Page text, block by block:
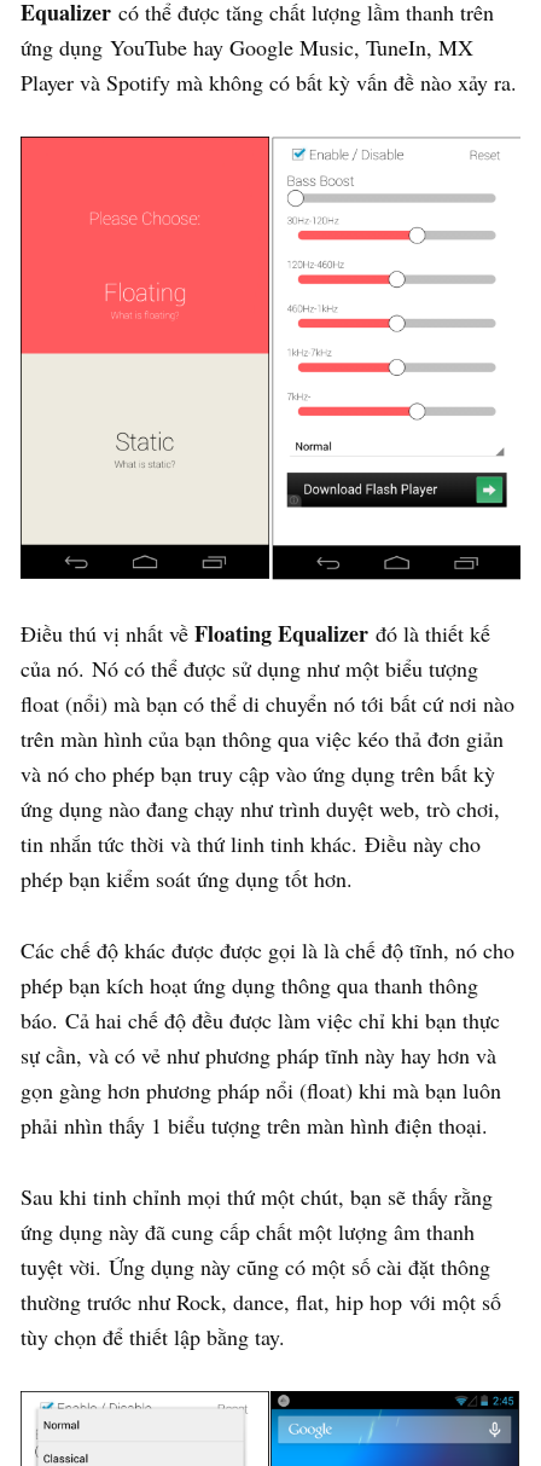
Equalizer có thể được tăng chất lượng lầm thanh trên
ứng dụng YouTube hay Google Music, TuneIn, MX
Player và Spotify mà không có bất kỳ vấn đề nào xảy ra.
Điều thú vị nhất về Floating Equalizer đó là thiết kế
của nó. Nó có thể được sử dụng như một biểu tượng
float (nổi) mà bạn có thể di chuyển nó tới bất cứ nơi nào
trên màn hình của bạn thông qua việc kéo thả đơn giản
và nó cho phép bạn truy cập vào ứng dụng trên bất kỳ
ứng dụng nào đang chạy như trình duyệt web, trò chơi,
tin nhắn tức thời và thứ linh tinh khác. Điều này cho
phép bạn kiểm soát ứng dụng tốt hơn.
Các chế độ khác được được gọi là là chế độ tĩnh, nó cho
phép bạn kích hoạt ứng dụng thông qua thanh thông
báo. Cả hai chế độ đều được làm việc chỉ khi bạn thực
sự cần, và có vẻ như phương pháp tĩnh này hay hơn và
gọn gàng hơn phương pháp nổi (float) khi mà bạn luôn
phải nhìn thấy 1 biểu tượng trên màn hình điện thoại.
Sau khi tinh chỉnh mọi thứ một chút, bạn sẽ thấy rằng
ứng dụng này đã cung cấp chất một lượng âm thanh
tuyệt vời. Ứng dụng này cũng có một số cài đặt thông
thường trước như Rock, dance, flat, hip hop với một số
tùy chọn để thiết lập bằng tay.